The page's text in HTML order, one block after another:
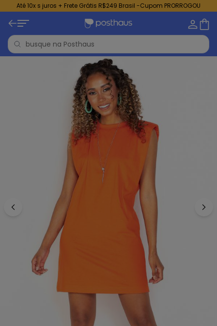
Até 10x s juros + Frete Grátis R$249 Brasil -Cupom PRORROGOU